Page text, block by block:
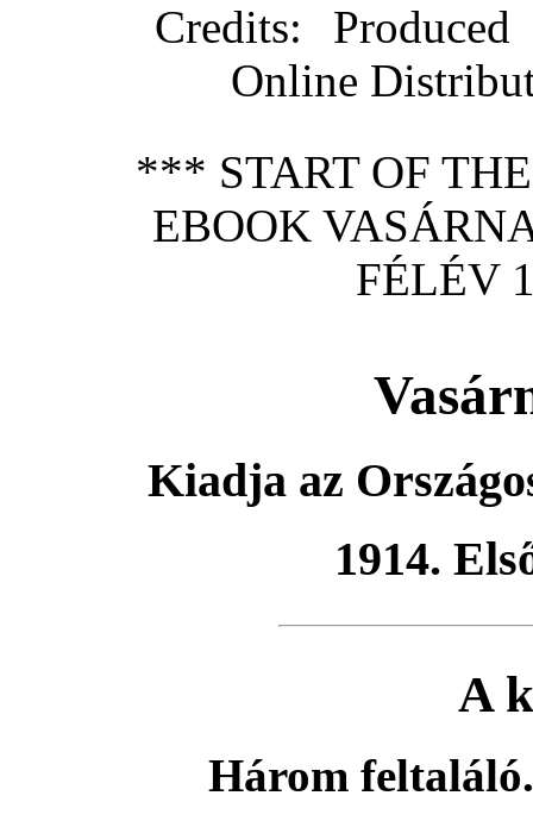
Credits:
Online
*** START OF
EBOOK
FÉLÉV
Kiadja az
1914.
A
Három